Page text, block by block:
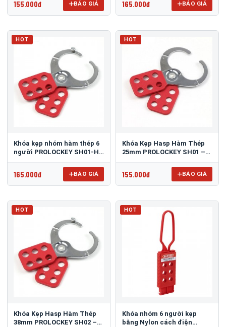
155.000đ BÁO GIÁ 165.000đ BÁO GIÁ
HOT
Khóa kẹp nhóm hàm thép 6
người PROLOCKEY SH01-H
165.000đ BÁO GIÁ
HOT
Khóa Kẹp Hasp Hàm Thép
25mm PROLOCKEY SH01 –
155.000đ BÁO GIÁ
HOT
Khóa Kẹp Hasp Hàm Thép
38mm PROLOCKEY SH02 –
HOT
Khóa nhóm 6 người kẹp
bằng Nylon cách điện